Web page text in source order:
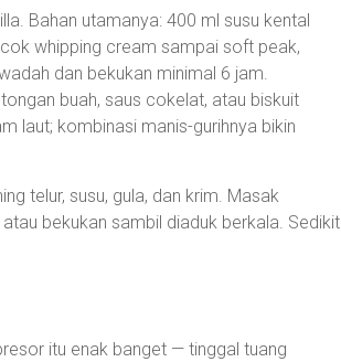
Bahan utamanya: 400 ml susu kental
whipping cream sampai soft peak,
dan bekukan minimal 6 jam.
buah, saus cokelat, atau biskuit
laut; kombinasi manis-gurihnya bikin
telur, susu, gula, dan krim. Masak
bekukan sambil diaduk berkala. Sedikit
itu enak banget — tinggal tuang